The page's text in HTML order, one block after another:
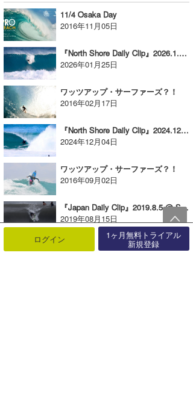
11/4 Osaka Day
2016年11月05日
『North Shore Daily Clip』2026.1.23 @ OTW
2026年01月25日
ワッツアップ・サーファーズ？！
2016年02月17日
『North Shore Daily Clip』2024.12.2 @ OTW & BACKDOOR
2024年12月04日
ワッツアップ・サーファーズ？！
2016年09月02日
『Japan Daily Clip』2019.8.5 @ Shikoku vol.2
2019年08月15日
ログイン
1ヶ月無料トライアル
新規登録